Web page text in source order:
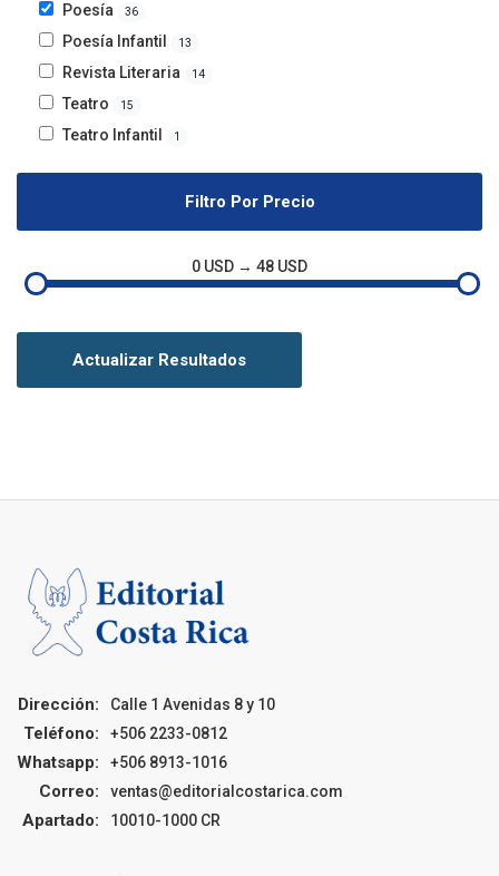
Poesía 36
Poesía Infantil 13
Revista Literaria 14
Teatro 15
Teatro Infantil 1
Filtro Por Precio
0 USD → 48 USD
Actualizar Resultados
Dirección: Calle 1 Avenidas 8 y 10
Teléfono: +506 2233-0812
Whatsapp: +506 8913-1016
Correo: ventas@editorialcostarica.com
Apartado: 10010-1000 CR